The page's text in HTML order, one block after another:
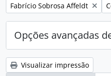
Remover filtro:
Fabrício Sobrosa Affeldt
Opções avançadas
Visualizar impressão